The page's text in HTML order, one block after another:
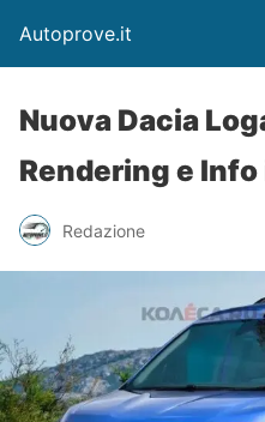
Autoprove.it
Nuova Dacia
Rendering e
Redazione